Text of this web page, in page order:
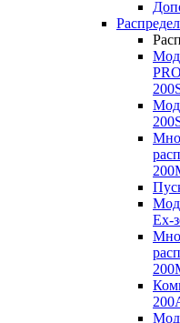
Ex-